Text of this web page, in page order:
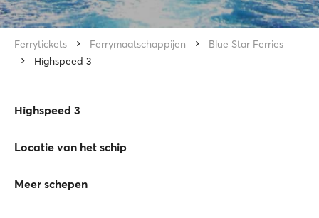
Ferrytickets Ferrymaatschappijen
Blue Star Ferries
Highspeed 3
Highspeed 3
Locatie van het schip
Meer schepen